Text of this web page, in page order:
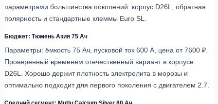
параметрами большинства поколений: корпус D26L, обратная
полярность и стандартные клеммы Euro SL.
Бюджет: Тюмень Азия 75 Ач
Параметры: ёмкость 75 Ач, пусковой ток 600 А, цена от 7600 ₽.
Проверенный временем отечественный вариант в корпусе
D26L. Хорошо держит плотность электролита в морозы и
оптимально подходит для первого поколения с двигателем 2.7.